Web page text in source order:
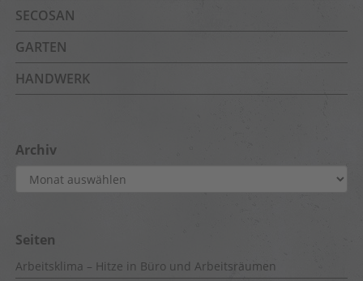
SECOSAN
GARTEN
HANDWERK
Archiv
Archiv
Seiten
Arbeitsklima – Hitze in Büro und Arbeitsräumen